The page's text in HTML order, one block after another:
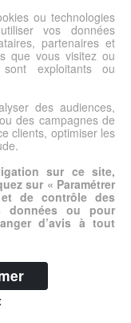
légales
ou technologies
vos données
partenaires et
que vous visitez ou
exploitants ou
des audiences,
des campagnes de
clients, optimiser les
sur ce site,
sur « Paramétrer
de contrôle des
données ou pour
d’avis à tout